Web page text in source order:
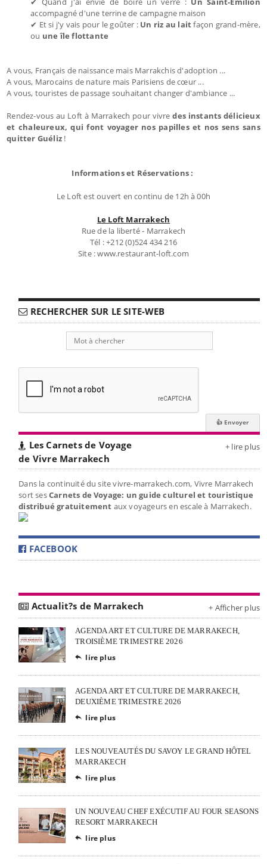
accompagné d'une terrine de campagne maison
✔ Et si j'y vais pour le goûter : Un riz au laitfaçon grand-mère,
ou une île flottante
A vous, Français de naissance mais Marrakchis d'adoption ...
A vous, Marocains de nature mais Parisiens de cœur ...
A vous, touristes de passage souhaitant changer d'ambiance ...
Rendez-vous au Loft à Marrakech pour vivredes instants délicieux
et chaleureux, qui font voyager nos papilles et nos sens sans
quitter Guéliz!
Informations et Réservations :
Le Loft est ouvert en continu de 12h à 00h
Le Loft Marrakech
Rue de la liberté - Marrakech
Tél : +212 (0)524 434 216
Site : www.restaurant-loft.com
RECHERCHER SUR LE SITE-WEB
Les Carnets de Voyage
de Vivre Marrakech
+ lire plus
Dans la continuité du site vivre-marrakech.com, Vivre Marrakech
sort sesCarnets de Voyage: un guide culturel et touristique
distribué gratuitement aux voyageurs en escale à Marrakech.
FACEBOOK
Actualit?s de Marrakech + Afficher plus
AGENDA ART ET CULTURE DE MARRAKECH,
TROISIÈME TRIMESTRE 2026
 lire plus
AGENDA ART ET CULTURE DE MARRAKECH,
DEUXIÈME TRIMESTRE 2026
 lire plus
LES NOUVEAUTÉS DU SAVOY LE GRAND HÔTEL
MARRAKECH
 lire plus
UN NOUVEAU CHEF EXÉCUTIF AU FOUR SEASONS
RESORT MARRAKECH
 lire plus